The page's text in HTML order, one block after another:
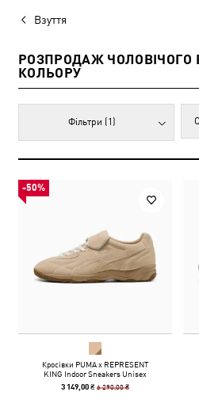
Взуття
РОЗПРОДАЖ ЧОЛОВІЧОГО
КОЛЬОРУ
Фільтри (1)
-50%
Кросівки PUMA x REPRESENT
KING Indoor Sneakers Unisex
3 149,00 ₴6 290,00 ₴